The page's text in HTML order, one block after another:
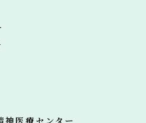
神医療センター